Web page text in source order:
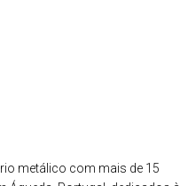
metálico com mais de 15